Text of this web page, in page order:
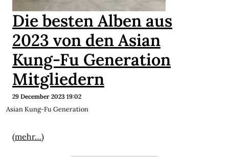
Die besten Alben aus
2023 von den Asian
Kung-Fu Generation
Mitgliedern
29 December 2023 19:02
Asian Kung-Fu Generation
(mehr…)